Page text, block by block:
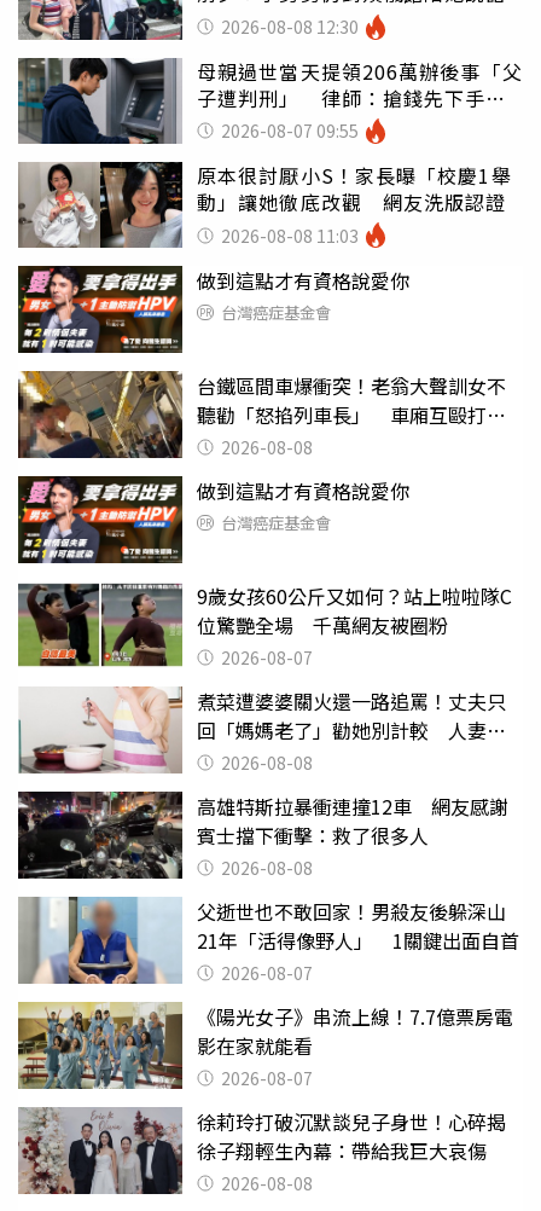
2026-08-08 12:30
母親過世當天提領206萬辦後事「父
子遭判刑」 律師：搶錢先下手是
罪 2026-08-07 09:55
原本很討厭小S！家長曝「校慶1舉
動」讓她徹底改觀 網友洗版認證
2026-08-08 11:03
做到這點才有資格說愛你
台灣癌症基金會
台鐵區間車爆衝突！老翁大聲訓女不
聽勸「怒掐列車長」 車廂互毆打到
頭破血流
2026-08-08
做到這點才有資格說愛你
台灣癌症基金會
9歲女孩60公斤又如何？站上啦啦隊C
位驚艷全場 千萬網友被圈粉
2026-08-07
煮菜遭婆婆關火還一路追罵！丈夫只
回「媽媽老了」勸她別計較 人妻超
崩潰：我像台傭
2026-08-08
高雄特斯拉暴衝連撞12車 網友感謝
賓士擋下衝擊：救了很多人
2026-08-08
父逝世也不敢回家！男殺友後躲深山
21年「活得像野人」 1關鍵出面自首
2026-08-07
《陽光女子》串流上線！7.7億票房電
影在家就能看
2026-08-07
徐莉玲打破沉默談兒子身世！心碎揭
徐子翔輕生內幕：帶給我巨大哀傷
2026-08-08